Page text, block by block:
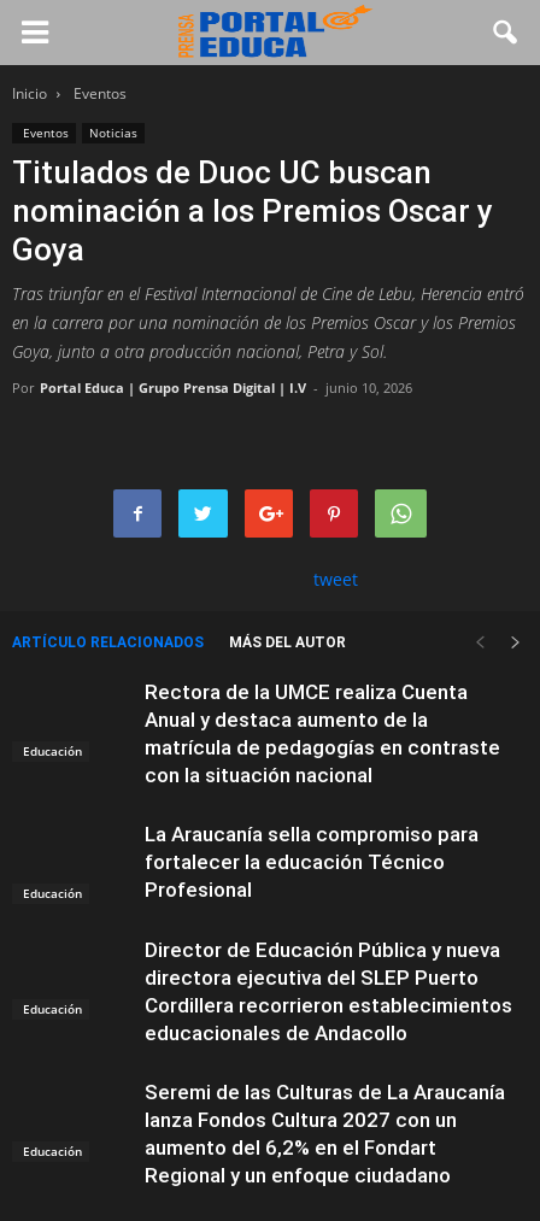
Inicio Eventos
Eventos Noticias
Titulados de Duoc UC buscan
nominación a los Premios Oscar y
Goya
Tras triunfar en el Festival Internacional de Cine de Lebu, Herencia entró
en la carrera por una nominación de los Premios Oscar y los Premios
Goya, junto a otra producción nacional, Petra y Sol.
Por Portal Educa | Grupo Prensa Digital | I.V - junio 10, 2026
tweet
ARTÍCULO RELACIONADOS MÁS DEL AUTOR
Educación
Rectora de la UMCE realiza Cuenta
Anual y destaca aumento de la
matrícula de pedagogías en contraste
con la situación nacional
Educación
La Araucanía sella compromiso para
fortalecer la educación Técnico
Profesional
Educación
Director de Educación Pública y nueva
directora ejecutiva del SLEP Puerto
Cordillera recorrieron establecimientos
educacionales de Andacollo
Educación
Seremi de las Culturas de La Araucanía
lanza Fondos Cultura 2027 con un
aumento del 6,2% en el Fondart
Regional y un enfoque ciudadano